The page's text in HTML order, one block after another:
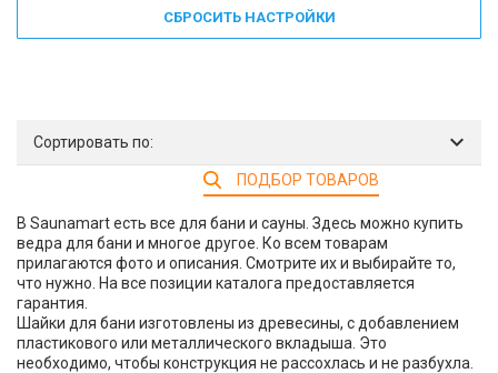
СБРОСИТЬ НАСТРОЙКИ
Сортировать по:
ПОДБОР ТОВАРОВ
В Saunamart есть все для бани и сауны. Здесь можно купить
ведра для бани и многое другое. Ко всем товарам
прилагаются фото и описания. Смотрите их и выбирайте то,
что нужно. На все позиции каталога предоставляется
гарантия.
Шайки для бани изготовлены из древесины, с добавлением
пластикового или металлического вкладыша. Это
необходимо, чтобы конструкция не рассохлась и не разбухла.